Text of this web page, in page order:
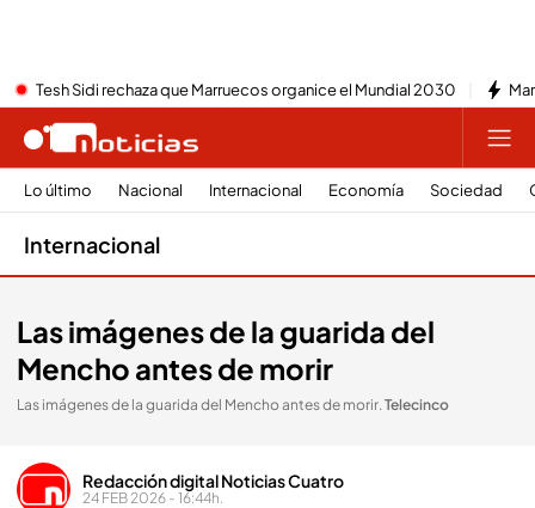
Tesh Sidi rechaza que Marruecos organice el Mundial 2030
Lo último Nacional Internacional Economía Sociedad
Internacional
Las imágenes de la guarida del
Mencho antes de morir
Las imágenes de la guarida del Mencho antes de morir.Telecinco
Redacción digital Noticias Cuatro
24 FEB 2026 - 16:44h.